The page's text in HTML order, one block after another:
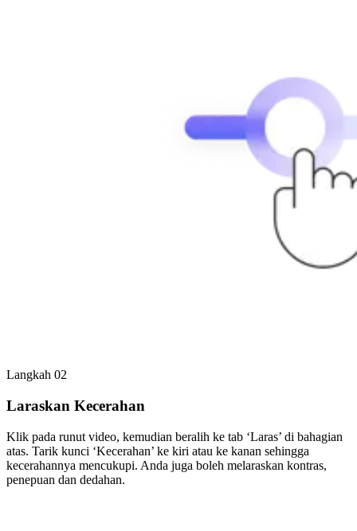
Langkah 02
Laraskan Kecerahan
Klik pada runut video, kemudian beralih ke tab ‘Laras’ di bahagian
atas. Tarik kunci ‘Kecerahan’ ke kiri atau ke kanan sehingga
kecerahannya mencukupi. Anda juga boleh melaraskan kontras,
penepuan dan dedahan.